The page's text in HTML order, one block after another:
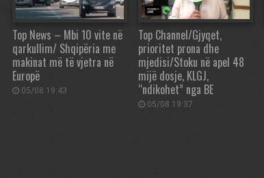
Top News – Mbi 10 vite në
qarkullim/ Shqipëria me
makinat më të vjetra në
Europë
05/08 19:43
Top Channel/Gjyqet,
prioritet prona dhe
mjedisi/Stoku në apel 48
mijë dosje, KLGJ,
“ndikohet” nga BE
05/08 19:37